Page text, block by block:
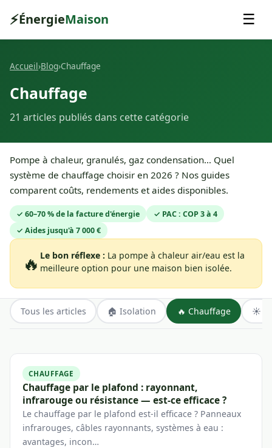
⚡ÉnergieMaison ☰
Accueil›Blog›Chauffage
Chauffage
21 articles publiés dans cette catégorie
Pompe à chaleur, granulés, gaz condensation… Quel
système de chauffage choisir en 2026 ? Nos guides
comparent coûts, rendements et aides disponibles.
✓ 60–70 % de la facture d'énergie
✓ PAC : COP 3 à 4
✓ Aides jusqu'à 7 000 €
🔥 Le bon réflexe : La pompe à chaleur air/eau est la
meilleure option pour une maison bien isolée.
Tous les articles 🏠 Isolation 🔥 Chauffage ☀️
CHAUFFAGE
Chauffage par le plafond : rayonnant,
infrarouge ou résistance — est-ce efficace ?
Le chauffage par le plafond est-il efficace ? Panneaux
infrarouges, câbles rayonnants, systèmes à eau :
avantages, incon…